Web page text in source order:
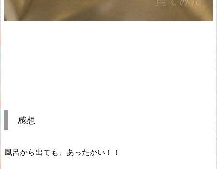
感想
風呂から出ても、あったかい！！